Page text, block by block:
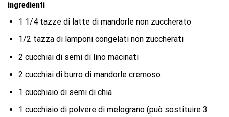
ingredienti
1 1/4 tazze di latte di mandorle non zuccherato
1/2 tazza di lamponi congelati non zuccherati
2 cucchiai di semi di lino macinati
2 cucchiai di burro di mandorle cremoso
1 cucchiaio di semi di chia
1 cucchiaio di polvere di melograno (può sostituire 3